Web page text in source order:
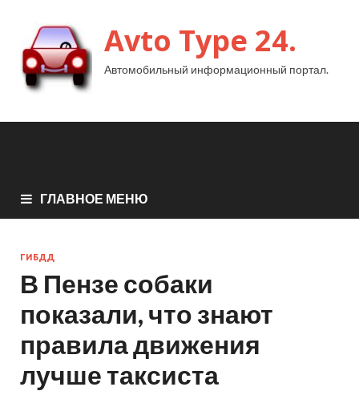
Avto Type 24.
Автомобильный информационный портал.
ГЛАВНОЕ МЕНЮ
ГИБДД
В Пензе собаки
показали, что знают
правила движения
лучше таксиста